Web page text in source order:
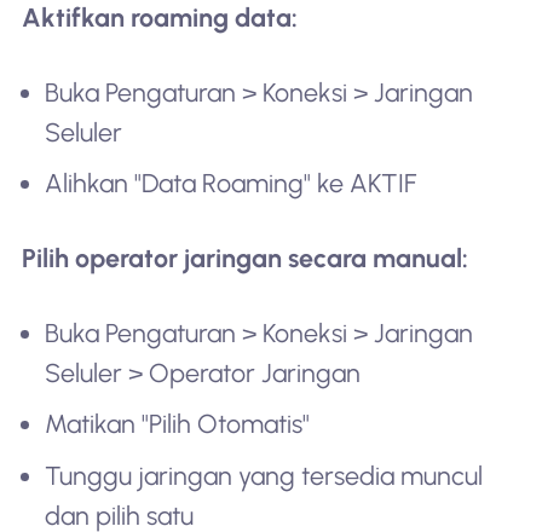
Aktifkan roaming data:
Buka Pengaturan > Koneksi > Jaringan
Seluler
Alihkan "Data Roaming" ke AKTIF
Pilih operator jaringan secara manual:
Buka Pengaturan > Koneksi > Jaringan
Seluler > Operator Jaringan
Matikan "Pilih Otomatis"
Tunggu jaringan yang tersedia muncul
dan pilih satu